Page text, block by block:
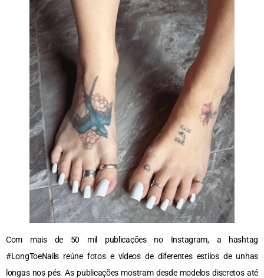
Com mais de 50 mil publicações no Instagram, a hashtag
#LongToeNails reúne fotos e vídeos de diferentes estilos de unhas
longas nos pés. As publicações mostram desde modelos discretos até